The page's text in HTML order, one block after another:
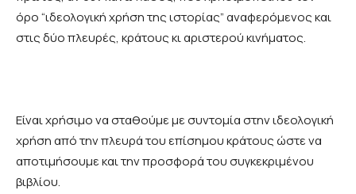
όρο “ιδεολογική χρήση της ιστορίας” αναφερόμενος και
στις δύο πλευρές, κράτους κι αριστερού κινήματος.
Είναι χρήσιμο να σταθούμε με συντομία στην ιδεολογική
χρήση από την πλευρά του επίσημου κράτους ώστε να
αποτιμήσουμε και την προσφορά του συγκεκριμένου
βιβλίου.